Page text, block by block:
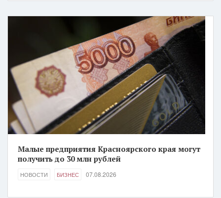
Малые предприятия Красноярского края могут
получить до 30 млн рублей
НОВОСТИ БИЗНЕС 07.08.2026